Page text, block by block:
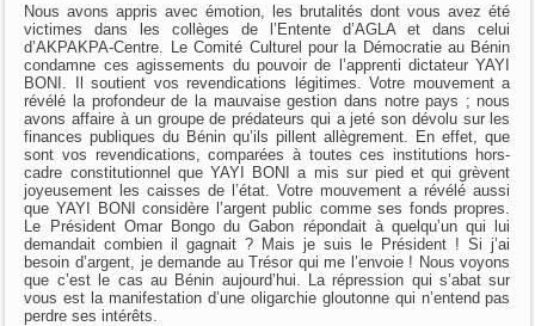
Nous avons appris avec émotion, les brutalités dont vous avez été
victimes dans les collèges de l’Entente d’AGLA et dans celui
d’AKPAKPA-Centre. Le Comité Culturel pour la Démocratie au Bénin
condamne ces agissements du pouvoir de l’apprenti dictateur YAYI
BONI. Il soutient vos revendications légitimes. Votre mouvement a
révélé la profondeur de la mauvaise gestion dans notre pays ; nous
avons affaire à un groupe de prédateurs qui a jeté son dévolu sur les
finances publiques du Bénin qu’ils pillent allègrement. En effet, que
sont vos revendications, comparées à toutes ces institutions hors-
cadre constitutionnel que YAYI BONI a mis sur pied et qui grèvent
joyeusement les caisses de l’état. Votre mouvement a révélé aussi
que YAYI BONI considère l’argent public comme ses fonds propres.
Le Président Omar Bongo du Gabon répondait à quelqu’un qui lui
demandait combien il gagnait ? Mais je suis le Président ! Si j’ai
besoin d’argent, je demande au Trésor qui me l’envoie ! Nous voyons
que c’est le cas au Bénin aujourd’hui. La répression qui s’abat sur
vous est la manifestation d’une oligarchie gloutonne qui n’entend pas
perdre ses intérêts.